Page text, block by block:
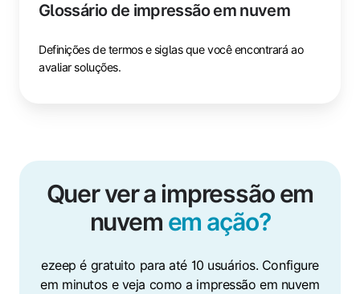
Glossário de impressão em nuvem
Definições de termos e siglas que você encontrará ao
avaliar soluções.
Quer ver a impressão em
nuvem em ação?
ezeep é gratuito para até 10 usuários. Configure
em minutos e veja como a impressão em nuvem